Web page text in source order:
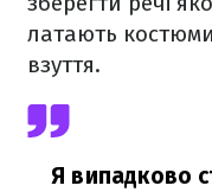
латають
взуття.
Я випадково